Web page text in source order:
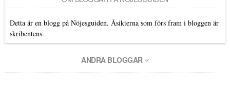
Detta är en blogg på Nöjesguiden. Åsikterna som förs fram i bloggen är
skribentens.
ANDRA BLOGGAR